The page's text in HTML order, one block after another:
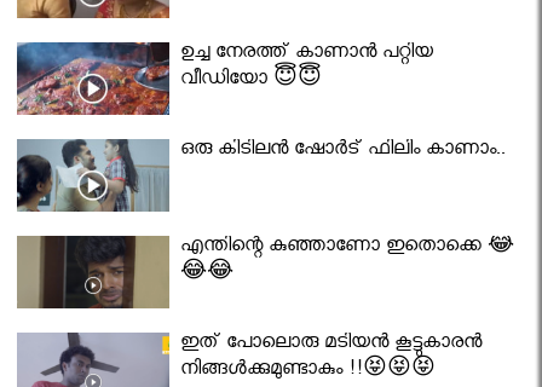
ഉച്ച നേരത്ത് കാണാൻ പറ്റിയ
വീഡിയോ 😇😇
ഒരു കിടിലൻ ഷോർട് ഫിലിം കാണാം..
എന്തിന്റെ കുഞ്ഞാണോ ഇതൊക്കെ 😂
😂😂
ഇത് പോലൊരു മടിയൻ കൂട്ടുകാരൻ
നിങ്ങൾക്കുമുണ്ടാകും !!😝😝😝